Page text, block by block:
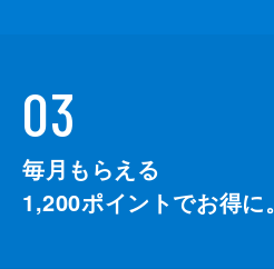
03
毎月もらえる
1,200ポイントでお得に。